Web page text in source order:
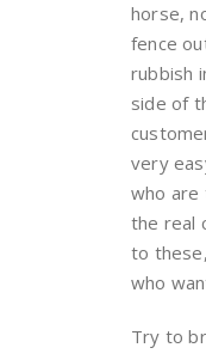
horse,
fence
rubbish
side of
very
who are
the real
to
who
Try to